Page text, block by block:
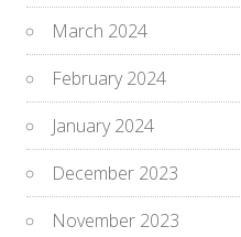
March 2024
February 2024
January 2024
December 2023
November 2023